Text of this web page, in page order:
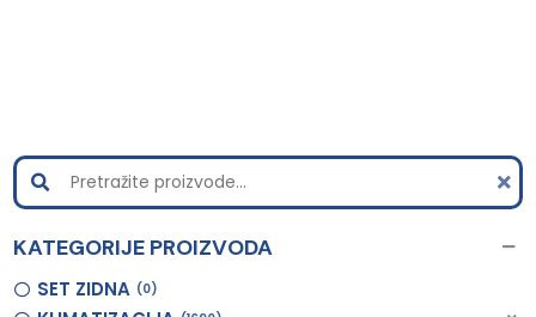
KATEGORIJE PROIZVODA
SET ZIDNA 0